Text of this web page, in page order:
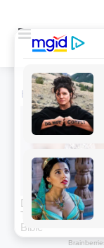
Menu